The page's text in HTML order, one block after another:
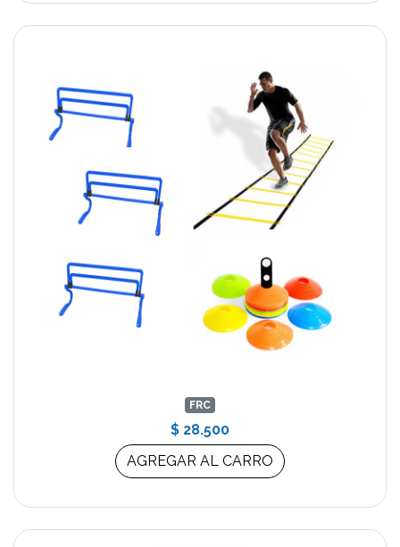
FRC
$ 28.500
AGREGAR AL CARRO